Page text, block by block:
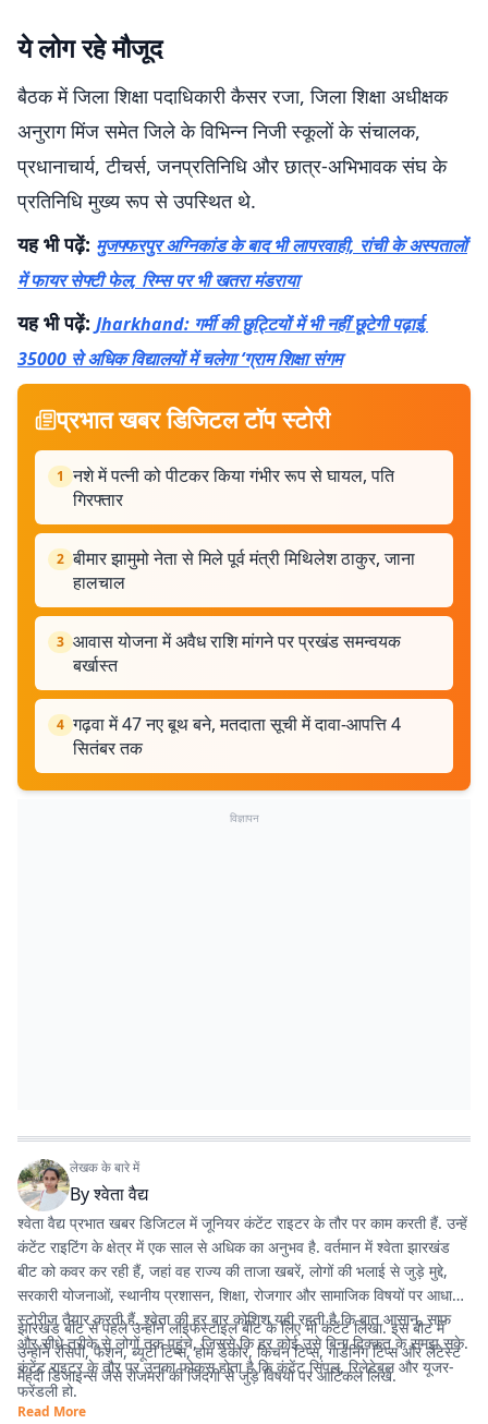
ये लोग रहे मौजूद
बैठक में जिला शिक्षा पदाधिकारी कैसर रजा, जिला शिक्षा अधीक्षक
अनुराग मिंज समेत जिले के विभिन्न निजी स्कूलों के संचालक,
प्रधानाचार्य, टीचर्स, जनप्रतिनिधि और छात्र-अभिभावक संघ के
प्रतिनिधि मुख्य रूप से उपस्थित थे.
यह भी पढ़ें: मुजफ्फरपुर अग्निकांड के बाद भी लापरवाही, रांची के अस्पतालों
में फायर सेफ्टी फेल, रिम्स पर भी खतरा मंडराया
यह भी पढ़ें: Jharkhand: गर्मी की छुट्टियों में भी नहीं छूटेगी पढ़ाई,
35000 से अधिक विद्यालयों में चलेगा ‘ग्राम शिक्षा संगम
प्रभात खबर डिजिटल टॉप स्टोरी
1 नशे में पत्नी को पीटकर किया गंभीर रूप से घायल, पति
गिरफ्तार
2 बीमार झामुमो नेता से मिले पूर्व मंत्री मिथिलेश ठाकुर, जाना
हालचाल
3 आवास योजना में अवैध राशि मांगने पर प्रखंड समन्वयक
बर्खास्त
4 गढ़वा में 47 नए बूथ बने, मतदाता सूची में दावा-आपत्ति 4
सितंबर तक
विज्ञापन
लेखक के बारे में
Byश्वेता वैद्य
श्वेता वैद्य प्रभात खबर डिजिटल में जूनियर कंटेंट राइटर के तौर पर काम करती हैं. उन्हें
कंटेंट राइटिंग के क्षेत्र में एक साल से अधिक का अनुभव है. वर्तमान में श्वेता झारखंड
बीट को कवर कर रही हैं, जहां वह राज्य की ताजा खबरें, लोगों की भलाई से जुड़े मुद्दे,
सरकारी योजनाओं, स्थानीय प्रशासन, शिक्षा, रोजगार और सामाजिक विषयों पर आधारित
स्टोरीज तैयार करती हैं. श्वेता की हर बार कोशिश यही रहती है कि बात आसान, साफ
और सीधे तरीके से लोगों तक पहुंचे, जिससे कि हर कोई उसे बिना दिक्कत के समझ सके.
कंटेंट राइटर के तौर पर उनका फोकस होता है कि कंटेंट सिंपल, रिलेटेबल और यूजर-
फ्रेंडली हो.
झारखंड बीट से पहले उन्होंने लाइफस्टाइल बीट के लिए भी कंटेंट लिखा. इस बीट में
उन्होंने रेसिपी, फैशन, ब्यूटी टिप्स, होम डेकोर, किचन टिप्स, गार्डनिंग टिप्स और लेटेस्ट
मेहंदी डिजाइन्स जैसे रोजमर्रा की जिंदगी से जुड़े विषयों पर आर्टिकल लिखे.
Read More